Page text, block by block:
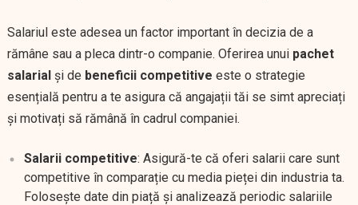
Salariul este adesea un factor important în decizia de a
rămâne sau a pleca dintr-o companie. Oferirea unui pachet
salarialși de beneficii competitive este o strategie
esențială pentru a te asigura că angajații tăi se simt apreciați
și motivați să rămână în cadrul companiei.
Salarii competitive: Asigură-te că oferi salarii care sunt
competitive în comparație cu media pieței din industria ta.
Folosește date din piață și analizează periodic salariile